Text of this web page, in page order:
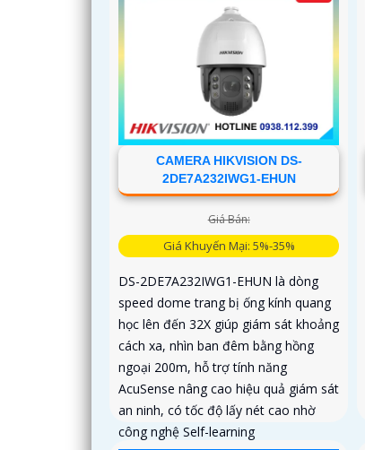
CAMERA HIKVISION DS-
2DE7A232IWG1-EHUN
Giá Bán:
Giá Khuyến Mại: 5%-35%
DS-2DE7A232IWG1-EHUN là dòng
speed dome trang bị ống kính quang
học lên đến 32X giúp giám sát khoảng
cách xa, nhìn ban đêm bằng hồng
ngoại 200m, hỗ trợ tính năng
AcuSense nâng cao hiệu quả giám sát
an ninh, có tốc độ lấy nét cao nhờ
công nghệ Self-learning